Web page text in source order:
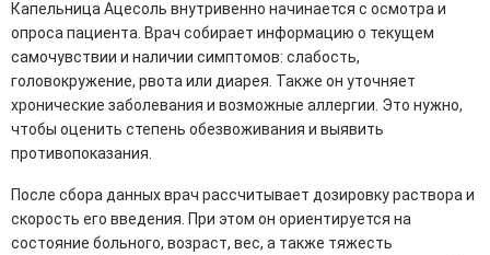
Капельница Ацесоль внутривенно начинается с осмотра и
опроса пациента. Врач собирает информацию о текущем
самочувствии и наличии симптомов: слабость,
головокружение, рвота или диарея. Также он уточняет
хронические заболевания и возможные аллергии. Это нужно,
чтобы оценить степень обезвоживания и выявить
противопоказания.
После сбора данных врач рассчитывает дозировку раствора и
скорость его введения. При этом он ориентируется на
состояние больного, возраст, вес, а также тяжесть